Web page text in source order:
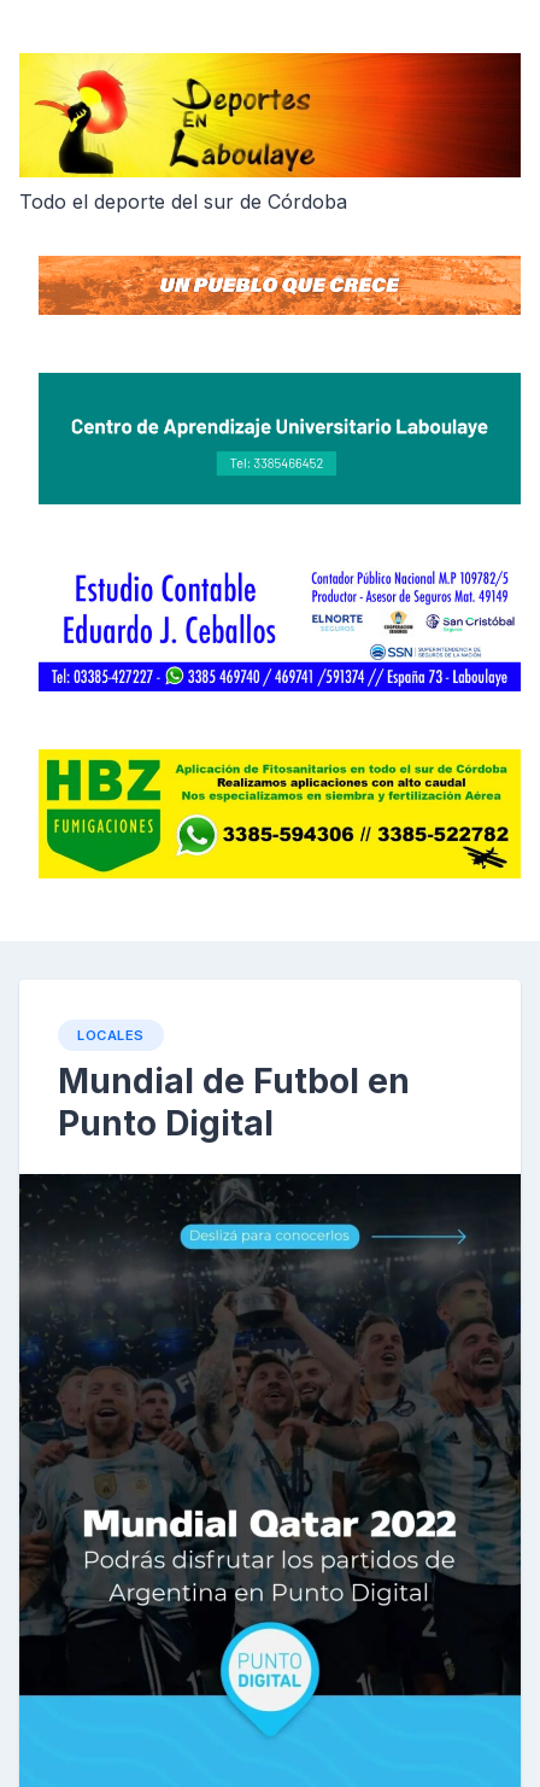
Todo el deporte del sur de Córdoba
LOCALES
Mundial de Futbol en
Punto Digital